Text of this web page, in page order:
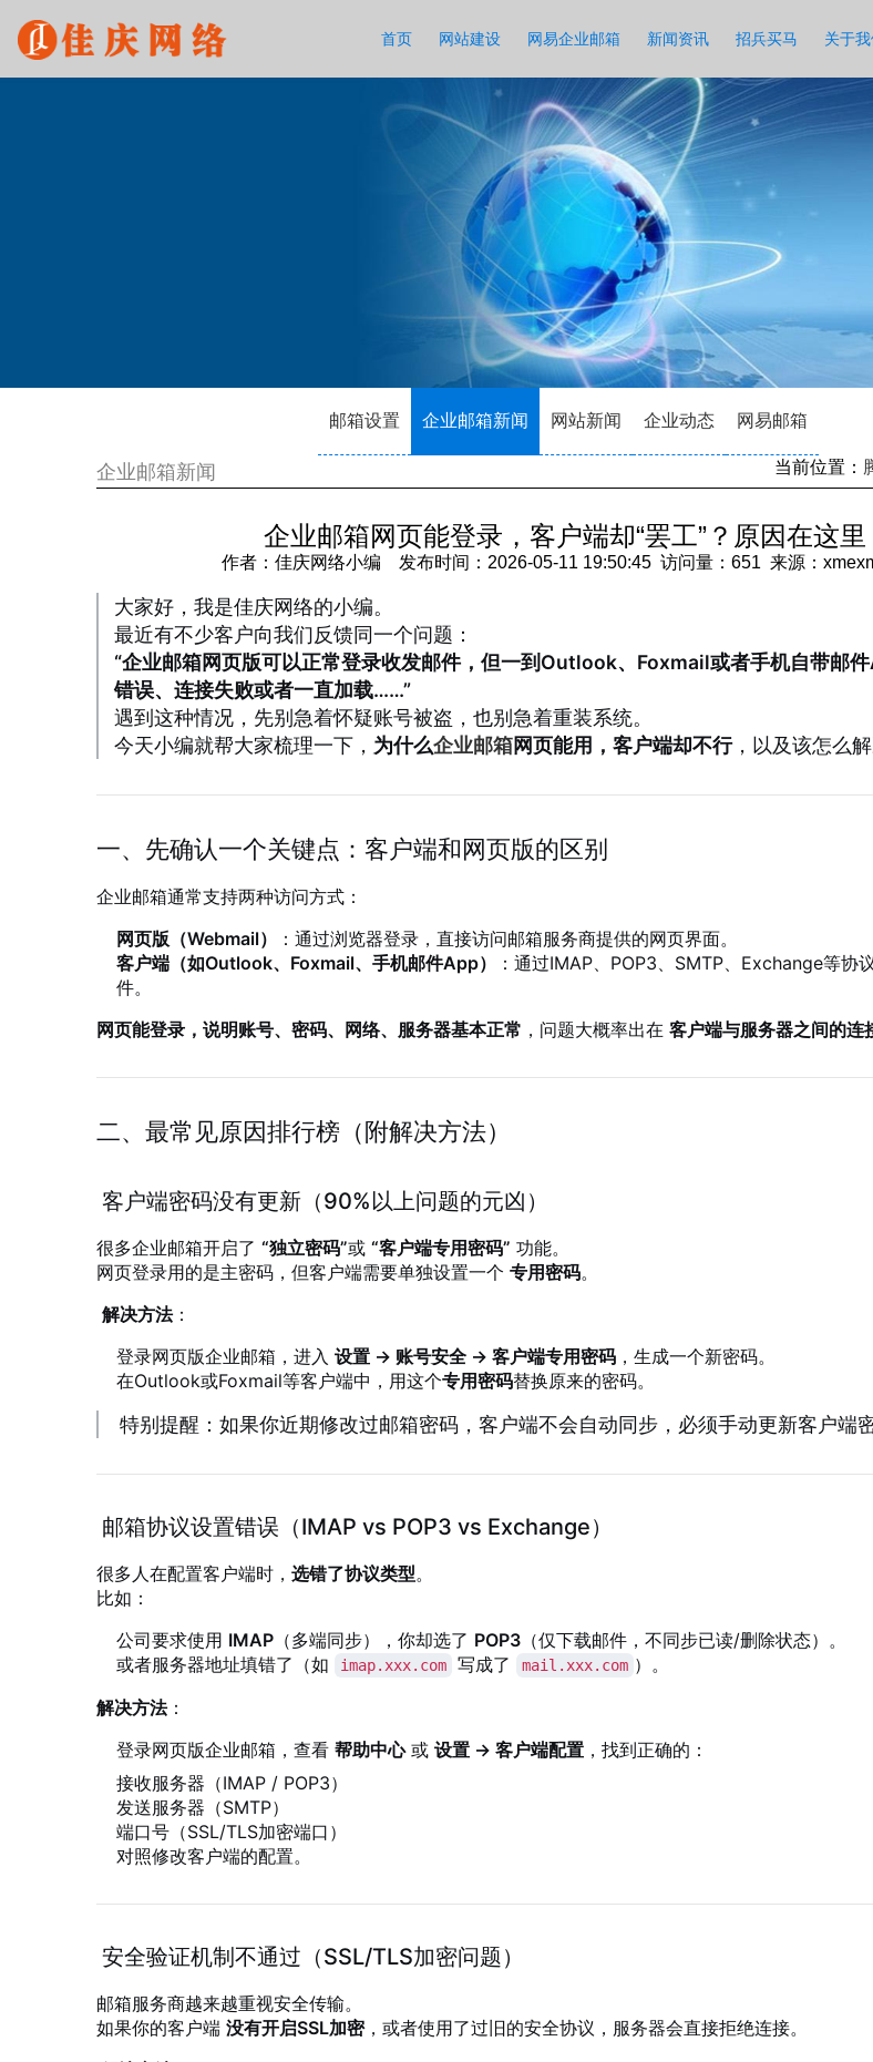
首页 网站建设 网易企业邮箱 新闻资讯 招兵买马 关于
邮箱设置 企业邮箱新闻 网站新闻 企业动态 网易邮箱
企业邮箱新闻 当前位置：
企业邮箱网页能登录，客户端却“罢工”？原因在这里
作者：佳庆网络小编 发布时间：2026-05-11 19:50:45 访问量：651 来源：
大家好，我是佳庆网络的小编。
最近有不少客户向我们反馈同一个问题：
“企业邮箱网页版可以正常登录收发邮件，但一到Outlook、Foxmail或者手机自带邮
错误、连接失败或者一直加载……”
遇到这种情况，先别急着怀疑账号被盗，也别急着重装系统。
今天小编就帮大家梳理一下， 为什么企业邮箱网页能用，客户端却不行，以及该怎么解
一、先确认一个关键点：客户端和网页版的区别
企业邮箱通常支持两种访问方式：
网页版（Webmail）
：通过浏览器登录，直接访问邮箱服务商提供的网页界面。
客户端（如Outlook、Foxmail、手机邮件App）
：通过IMAP、POP3、SMTP、Exchange等协
件。
网页能登录，说明账号、密码、网络、服务器基本正常 ，问题大概率出在 客户端与服务器之间的连
二、最常见原因排行榜（附解决方法）
客户端密码没有更新（90%以上问题的元凶）
很多企业邮箱开启了 “独立密码”或 “客户端专用密码” 功能。
网页登录用的是主密码，但客户端需要单独设置一个 专用密码。
解决方法：
登录网页版企业邮箱，进入 设置 → 账号安全 → 客户端专用密码 ，生成一个新密码。
在Outlook或Foxmail等客户端中，用这个专用密码替换原来的密码。
特别提醒：如果你近期修改过邮箱密码，客户端不会自动同步，必须手动更新客户端密
邮箱协议设置错误（IMAP vs POP3 vs Exchange）
很多人在配置客户端时， 选错了协议类型。
比如：
公司要求使用 IMAP （多端同步），你却选了 POP3 （仅下载邮件，不同步已读/删除状态）。
或者服务器地址填错了（如
imap.xxx.com 写成了 mail.xxx.com ）。
解决方法：
登录网页版企业邮箱，查看 帮助中心或 设置 → 客户端配置 ，找到正确的：
接收服务器（IMAP / POP3）
发送服务器（SMTP）
端口号（SSL/TLS加密端口）
对照修改客户端的配置。
安全验证机制不通过（SSL/TLS加密问题）
邮箱服务商越来越重视安全传输。
如果你的客户端 没有开启SSL加密，或者使用了过旧的安全协议，服务器会直接拒绝连接。